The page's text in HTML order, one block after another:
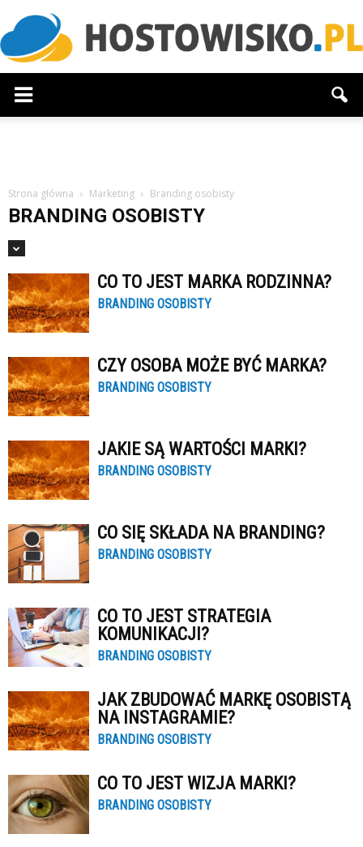
Strona główna Marketing Branding osobisty
BRANDING OSOBISTY
CO TO JEST MARKA RODZINNA?
BRANDING OSOBISTY
CZY OSOBA MOŻE BYĆ MARKA?
BRANDING OSOBISTY
JAKIE SĄ WARTOŚCI MARKI?
BRANDING OSOBISTY
CO SIĘ SKŁADA NA BRANDING?
BRANDING OSOBISTY
CO TO JEST STRATEGIA
KOMUNIKACJI?
BRANDING OSOBISTY
JAK ZBUDOWAĆ MARKĘ OSOBISTĄ
NA INSTAGRAMIE?
BRANDING OSOBISTY
CO TO JEST WIZJA MARKI?
BRANDING OSOBISTY